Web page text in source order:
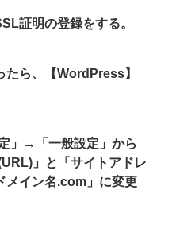
証明の登録をする。
ら、【WordPress】
」→「一般設定」から
」と「サイトアドレ
メイン名.com」に変更